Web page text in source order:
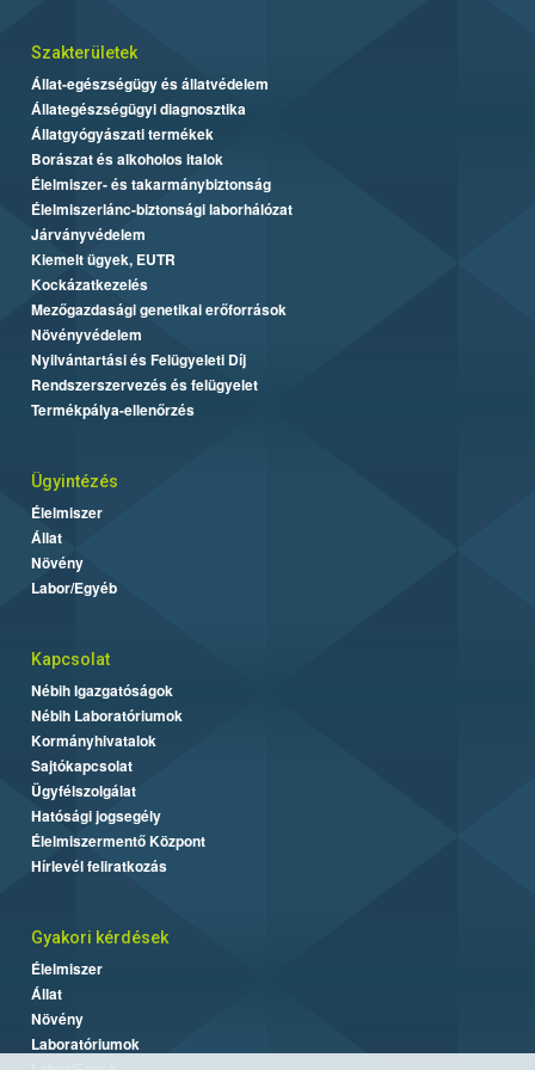
Szakterületek
Állat-egészségügy és állatvédelem
Állategészségügyi diagnosztika
Állatgyógyászati termékek
Borászat és alkoholos italok
Élelmiszer- és takarmánybiztonság
Élelmiszerlánc-biztonsági laborhálózat
Járványvédelem
Kiemelt ügyek, EUTR
Kockázatkezelés
Mezőgazdasági genetikai erőforrások
Növényvédelem
Nyilvántartási és Felügyeleti Díj
Rendszerszervezés és felügyelet
Termékpálya-ellenőrzés
Ügyintézés
Élelmiszer
Állat
Növény
Labor/Egyéb
Kapcsolat
Nébih Igazgatóságok
Nébih Laboratóriumok
Kormányhivatalok
Sajtókapcsolat
Ügyfélszolgálat
Hatósági jogsegély
Élelmiszermentő Központ
Hírlevél feliratkozás
Gyakori kérdések
Élelmiszer
Állat
Növény
Laboratóriumok